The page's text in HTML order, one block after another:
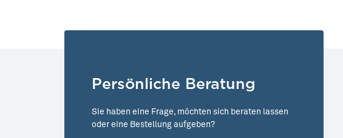
Persönliche Beratung
Sie haben eine Frage, möchten sich beraten lassen
oder eine Bestellung aufgeben?